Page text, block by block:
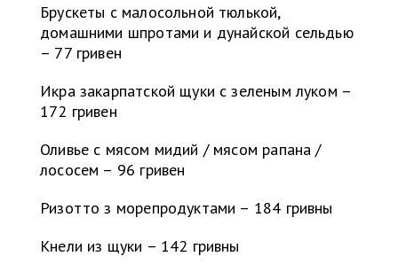
Брускеты с малосольной тюлькой,
домашними шпротами и дунайской сельдью
– 77 гривен
Икра закарпатской щуки с зеленым луком –
172 гривен
Оливье с мясом мидий / мясом рапана /
лососем – 96 гривен
Ризотто з морепродуктами – 184 гривны
Кнели из щуки – 142 гривны